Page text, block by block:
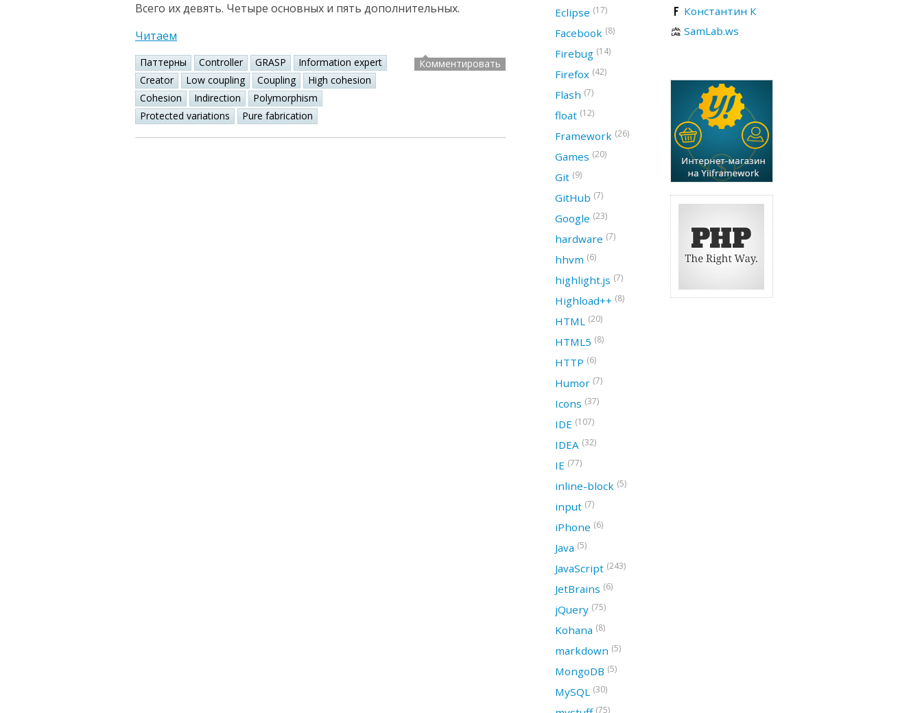
Всего их девять. Четыре основных и пять дополнительных.
Читаем
Паттерны Controller GRASP
Information expert
Creator
Low coupling Coupling
High cohesion
Cohesion
Indirection
Polymorphism
Protected variations
Pure fabrication
Комментировать
Константин К
SamLab.ws
Eclipse (17)
Facebook (8)
Firebug (14)
Firefox (42)
Flash (7)
float (12)
Framework (26)
Games (20)
Git (9)
GitHub (7)
Google (23)
hardware (7)
hhvm (6)
highlight.js (7)
Highload++ (8)
HTML (20)
HTML5 (8)
HTTP (6)
Humor (7)
Icons (37)
IDE (107)
IDEA (32)
IE (77)
inline-block (5)
input (7)
iPhone (6)
Java (5)
JavaScript (243)
JetBrains (6)
jQuery (75)
Kohana (8)
markdown (5)
MongoDB (5)
MySQL (30)
(75)